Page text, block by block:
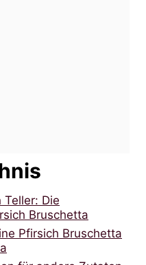
Teller: Die
Bruschetta
Pfirsich Bruschetta